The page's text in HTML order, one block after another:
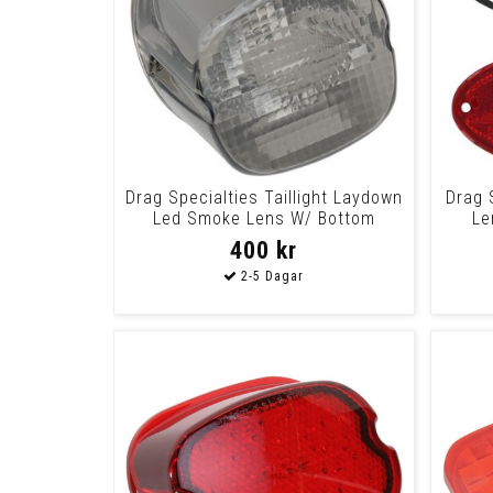
Drag Specialties Taillight Laydown
Led Smoke Lens W/ Bottom
Taglight L
400 kr
Drag